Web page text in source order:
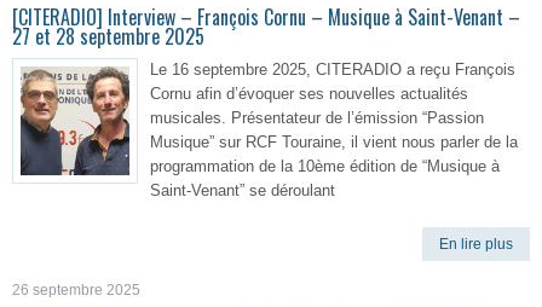
[CITERADIO] Interview – François Cornu – Musique à Saint-Venant –
27 et 28 septembre 2025
Le 16 septembre 2025, CITERADIO a reçu François
Cornu afin d’évoquer ses nouvelles actualités
musicales. Présentateur de l’émission “Passion
Musique” sur RCF Touraine, il vient nous parler de la
programmation de la 10ème édition de “Musique à
Saint-Venant” se déroulant
En lire plus
26 septembre 2025